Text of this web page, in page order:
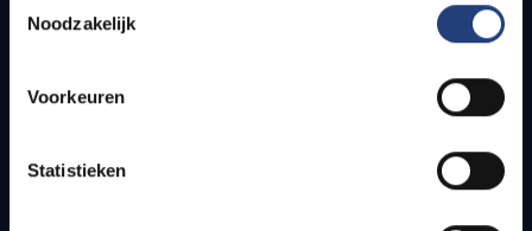
Noodzakelijk
Voorkeuren
Statistieken
Snel naar
Bereikbaarheid